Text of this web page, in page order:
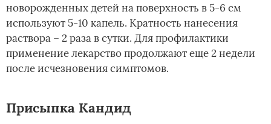
новорожденных детей на поверхность в 5-6 см
используют 5-10 капель. Кратность нанесения
раствора – 2 раза в сутки. Для профилактики
применение лекарство продолжают еще 2 недели
после исчезновения симптомов.
Присыпка Кандид